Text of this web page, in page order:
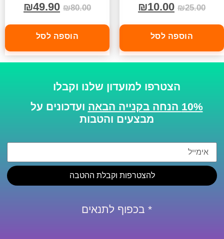
₪25.00
₪10.00
הוספה לסל
₪80.00
₪49.90
הוספה לסל
הצטרפו למועדון שלנו וקבלו
10% הנחה בקנייה הבאה
ועדכונים על
מבצעים והטבות
להצטרפות וקבלת ההטבה
* בכפוף לתנאים